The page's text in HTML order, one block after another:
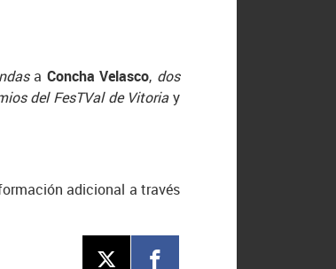
a Concha Velasco, dos
del FesTVal de Vitoriay
adicional a través